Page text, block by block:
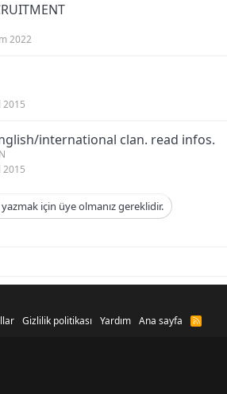
2022
2015
international clan. read infos.
2015
için üye olmanız gereklidir.
Gizlilik politikası Yardım Ana sayfa
R